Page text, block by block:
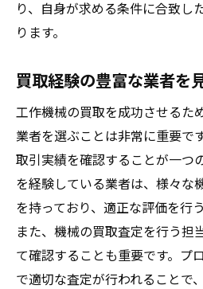
り、自身が求める条件に合致し
ります。
買取経験の豊富な業者を
工作機械の買取を成功させるた
業者を選ぶことは非常に重要で
取引実績を確認することが一つ
を経験している業者は、様々な
を持っており、適正な評価を行
また、機械の買取査定を行う担
て確認することも重要です。プ
で適切な査定が行われることで